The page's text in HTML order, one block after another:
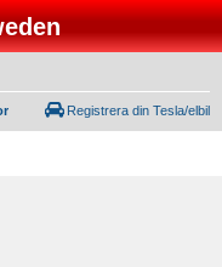
Registrera din Tesla/elbil